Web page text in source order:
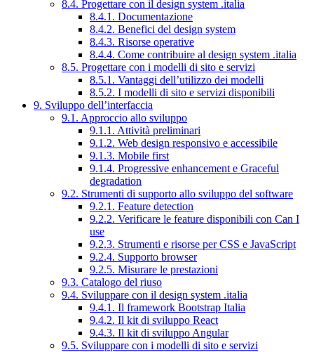
8.4. Progettare con il design system .italia
8.4.1. Documentazione
8.4.2. Benefici del design system
8.4.3. Risorse operative
8.4.4. Come contribuire al design system .italia
8.5. Progettare con i modelli di sito e servizi
8.5.1. Vantaggi dell’utilizzo dei modelli
8.5.2. I modelli di sito e servizi disponibili
9. Sviluppo dell’interfaccia
9.1. Approccio allo sviluppo
9.1.1. Attività preliminari
9.1.2. Web design responsivo e accessibile
9.1.3. Mobile first
9.1.4. Progressive enhancement e Graceful
degradation
9.2. Strumenti di supporto allo sviluppo del software
9.2.1. Feature detection
9.2.2. Verificare le feature disponibili con Can I
use
9.2.3. Strumenti e risorse per CSS e JavaScript
9.2.4. Supporto browser
9.2.5. Misurare le prestazioni
9.3. Catalogo del riuso
9.4. Sviluppare con il design system .italia
9.4.1. Il framework Bootstrap Italia
9.4.2. Il kit di sviluppo React
9.4.3. Il kit di sviluppo Angular
9.5. Sviluppare con i modelli di sito e servizi